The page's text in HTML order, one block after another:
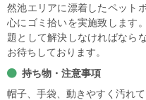
然池エリアに漂着したペット
心にゴミ拾いを実施致します
題として解決しなければなら
お待ちしております。
持ち物・注意事項
帽子、手袋、動きやすく汚れて